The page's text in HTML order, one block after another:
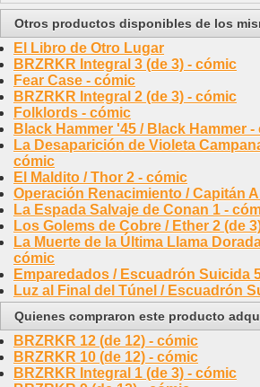
Otros productos disponibles de los
El Libro de Otro Lugar
BRZRKR Integral 3 (de 3) - cómic
Fear Case - cómic
BRZRKR Integral 2 (de 3) - cómic
Folklords - cómic
Black Hammer '45 / Black Hammer -
La Desaparición de Violeta
cómic
El Maldito / Thor 2 - cómic
Operación Renacimiento / Capitán
La Espada Salvaje de Conan 1 -
Los Golems de Cobre / Ether 2 (de
La Muerte de la Última Llama
cómic
Emparedados / Escuadrón Suicida
Luz al Final del Túnel / Escuadrón
Quienes compraron este producto
BRZRKR 12 (de 12) - cómic
BRZRKR 10 (de 12) - cómic
BRZRKR Integral 1 (de 3) - cómic